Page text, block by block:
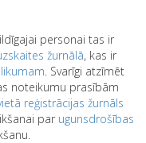
personai tas ir
žurnālā, kas ir
. Svarīgi atzīmēt
noteikumu prasībām
reģistrācijas žurnāls
par ugunsdrošības